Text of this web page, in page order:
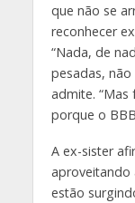
que não se
reconhecer
“Nada, de
pesadas,
admite.
porque o
A ex-sister
aproveitando
estão